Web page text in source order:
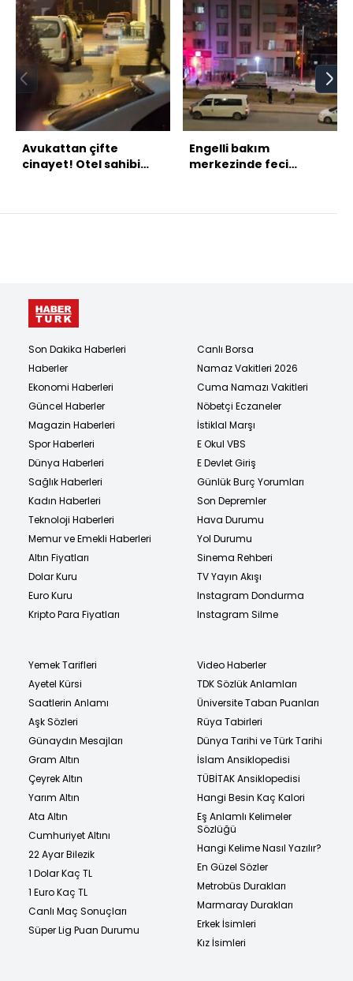
Avukattan çifte
cinayet! Otel sahibi
Engelli bakım
merkezinde feci
Son Dakika Haberleri
Haberler
Ekonomi Haberleri
Güncel Haberler
Magazin Haberleri
Spor Haberleri
Dünya Haberleri
Sağlık Haberleri
Kadın Haberleri
Teknoloji Haberleri
Memur ve Emekli Haberleri
Altın Fiyatları
Dolar Kuru
Euro Kuru
Kripto Para Fiyatları
Canlı Borsa
Namaz Vakitleri 2026
Cuma Namazı Vakitleri
Nöbetçi Eczaneler
İstiklal Marşı
E Okul VBS
E Devlet Giriş
Günlük Burç Yorumları
Son Depremler
Hava Durumu
Yol Durumu
Sinema Rehberi
TV Yayın Akışı
Instagram Dondurma
Instagram Silme
Yemek Tarifleri
Ayetel Kürsi
Saatlerin Anlamı
Aşk Sözleri
Günaydın Mesajları
Gram Altın
Çeyrek Altın
Yarım Altın
Ata Altın
Cumhuriyet Altını
22 Ayar Bilezik
1 Dolar Kaç TL
1 Euro Kaç TL
Canlı Maç Sonuçları
Süper Lig Puan Durumu
Video Haberler
TDK Sözlük Anlamları
Üniversite Taban Puanları
Rüya Tabirleri
Dünya Tarihi ve Türk Tarihi
İslam Ansiklopedisi
TÜBİTAK Ansiklopedisi
Hangi Besin Kaç Kalori
Eş Anlamlı Kelimeler
Sözlüğü
Hangi Kelime Nasıl Yazılır?
En Güzel Sözler
Metrobüs Durakları
Marmaray Durakları
Erkek İsimleri
Kız İsimleri